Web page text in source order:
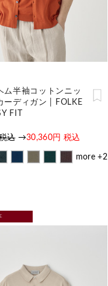
ム半袖コットンニッ
ーディガン | FOLKE
FIT
込→30,360円 税込
more +2